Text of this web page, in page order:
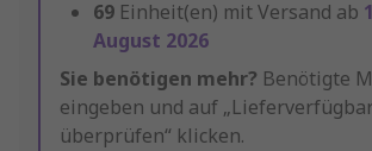
69 Einheit(en) mit Versand ab
August 2026
Sie benötigen mehr? Benötigte
eingeben und auf
überprüfen“ klicken.